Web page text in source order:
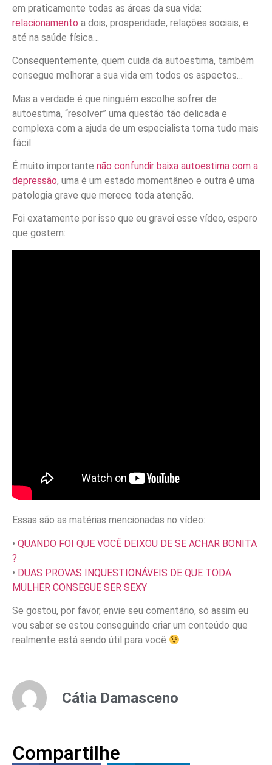
em praticamente todas as áreas da sua vida:
relacionamento a dois, prosperidade, relações sociais, e
até na saúde física…
Consequentemente, quem cuida da autoestima, também
consegue melhorar a sua vida em todos os aspectos…
Mas a verdade é que ninguém escolhe sofrer de
autoestima, “resolver” uma questão tão delicada e
complexa com a ajuda de um especialista torna tudo mais
fácil.
É muito importante não confundir baixa autoestima com a
depressão, uma é um estado momentâneo e outra é uma
patologia grave que merece toda atenção.
Foi exatamente por isso que eu gravei esse vídeo, espero
que gostem:
Essas são as matérias mencionadas no vídeo:
• QUANDO FOI QUE VOCÊ DEIXOU DE SE ACHAR BONITA
?
• DUAS PROVAS INQUESTIONÁVEIS DE QUE TODA
MULHER CONSEGUE SER SEXY
Se gostou, por favor, envie seu comentário, só assim eu
vou saber se estou conseguindo criar um conteúdo que
realmente está sendo útil para você
Cátia Damasceno
Compartilhe